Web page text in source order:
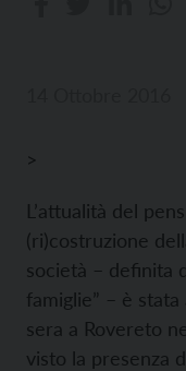
>
L’attualità del
(ri)costruzione
società – definita
famiglie” – è
sera a Rovereto
visto la presenza